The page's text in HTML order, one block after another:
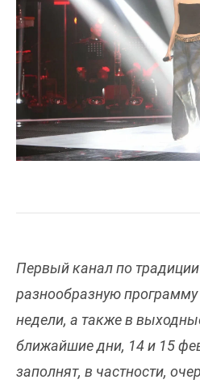
Первый канал по
разнообразную
недели, а также в
ближайшие дни, 14 и 15
заполнят, в частности,